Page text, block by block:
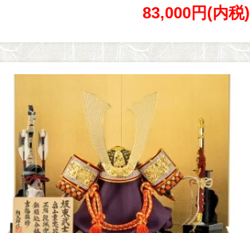
83,000円(内税)